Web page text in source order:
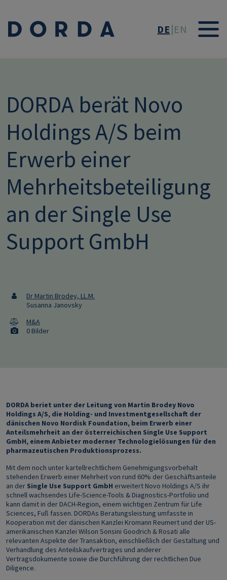
DE EN
DORDA berät Novo
Holdings A/S beim
Erwerb einer
Mehrheitsbeteiligung
an der Single Use
Support GmbH
Dr Martin Brodey, LL.M.
Susanna Janovsky
M&A
0 Bilder
DORDA beriet unter der Leitung von Martin Brodey Novo
Holdings A/S, die Holding- und Investmentgesellschaft der
dänischen Novo Nordisk Foundation, beim Erwerb einer
Anteilsmehrheit an der österreichischen Single Use Support
GmbH, einem Anbieter moderner Technologielösungen für den
pharmazeutischen Produktionsprozess.
Mit dem noch unter kartellrechtlichem Genehmigungsvorbehalt
stehenden Erwerb einer Mehrheit von rund 60% der Geschäftsanteile
an der Single Use Support GmbH erweitert Novo Holdings A/S ihr
schnell wachsendes Life-Science-Tools & Diagnostics-Portfolio und
kann damit in der DACH-Region, einem wichtigen Zentrum für Life
Sciences, Fuß fassen. DORDAs Beratungsleistung umfasste in
Kooperation mit der dänischen Kanzlei Kromann Reumert und der US-
amerikanischen Kanzlei Wilson Sonsini Goodrich & Rosati alle
relevanten Aspekte der Transaktion, einschließlich der Gestaltung und
Verhandlung des Anteilskaufvertrages und anderer
Vertragsdokumente sowie die Durchführung der rechtlichen Due
Diligence.